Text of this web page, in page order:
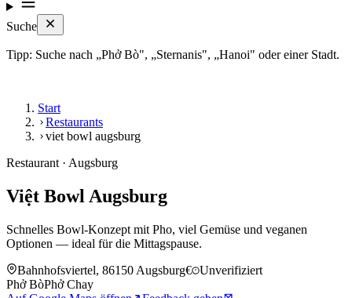
Suche
Tipp: Suche nach „Phở Bò", „Sternanis", „Hanoi" oder einer Stadt.
Start
Restaurants
viet bowl augsburg
Restaurant · Augsburg
Việt Bowl Augsburg
Schnelles Bowl-Konzept mit Pho, viel Gemüse und veganen
Optionen — ideal für die Mittagspause.
Bahnhofsviertel, 86150 Augsburg€ Unverifiziert
Phở BòPhở Chay